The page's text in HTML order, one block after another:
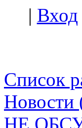
| Вход
Список